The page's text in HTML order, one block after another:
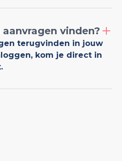
vinden?
terugvinden in jouw
kom je direct in